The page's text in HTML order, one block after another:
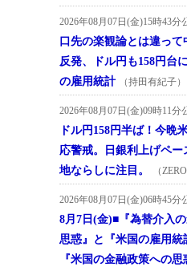
2026年08月07日(金)15時43分
口先の楽観論とは違っ
反発、ドル円も158円台
の雇用統計
（持田有紀子）
2026年08月07日(金)09時11分
ドル円158円半ば！今
応警戒。日銀利上げペ
地ならしに注目。
（ZERO
2026年08月07日(金)06時45分
8月7日(金)■『為替介入
思惑』と『米国の雇用統
『米国の金融政策への